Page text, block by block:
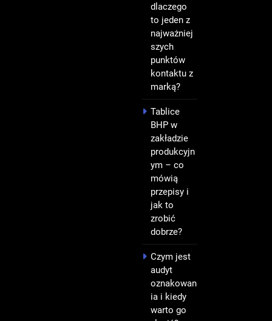
dlaczego
to jeden z
najważniej
szych
punktów
kontaktu z
marką?
Tablice
BHP w
zakładzie
produkcyjn
ym – co
mówią
przepisy i
jak to
zrobić
dobrze?
Czym jest
audyt
oznakowan
ia i kiedy
warto go